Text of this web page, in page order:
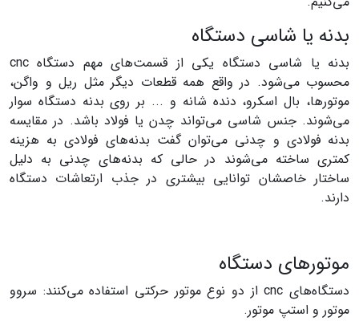
بدنه یا شاسی دستگاه
بدنه یا شاسی دستگاه یکی از قسمت‌های مهم دستگاه cnc
محسوب می‌شود. در واقع همه قطعات دیگر مثل ریل و واگن،
موتورها، بال اسکرو، دنده شانه و ... بر روی بدنه دستگاه سوار
می‌شوند. جنس شاسی می‌تواند چدن یا فولاد باشد. در مقایسه
بدنه فولادی و چدنی می‌توان گفت بدنه‌های فولادی به هزینه
کمتری ساخته می‌شوند در حالی که بدنه‌های چدنی به دلیل
ساختار خاصشان توانایی بیشتری در جذب ارتعاشات دستگاه
دارند.
موتورهای دستگاه
دستگاه‌های cnc از دو نوع موتور حرکتی استفاده می‌کنند: سروو
موتور و استپ موتور.